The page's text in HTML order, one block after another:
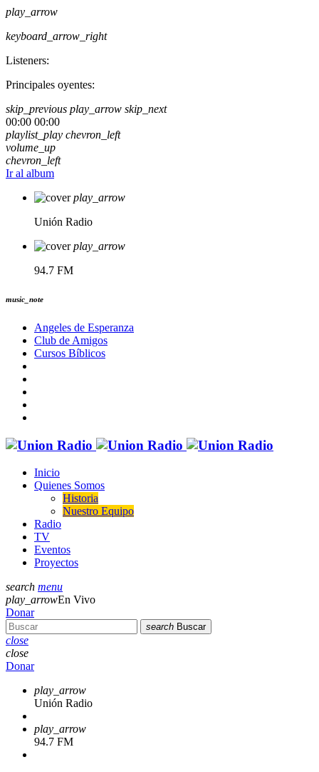
play_arrow
keyboard_arrow_right
Listeners:
Principales oyentes:
skip_previous play_arrow skip_next
00:00 00:00
playlist_play chevron_left
volume_up
chevron_left
Ir al album
play_arrow
Unión Radio
play_arrow
94.7 FM
music_note
Angeles de Esperanza
Club de Amigos
Cursos Bíblicos
Inicio
Quienes Somos
Historia
Nuestro Equipo
Radio
TV
Eventos
Proyectos
search menu
play_arrowEn Vivo
Donar
search Buscar
close
close
Donar
play_arrow
Unión Radio
play_arrow
94.7 FM